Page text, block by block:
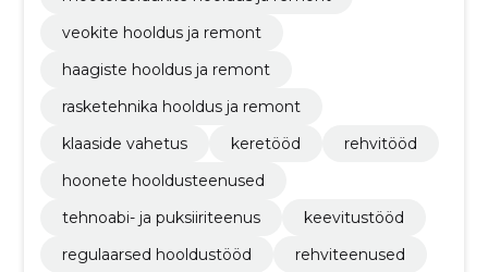
veokite hooldus ja remont
haagiste hooldus ja remont
rasketehnika hooldus ja remont
klaaside vahetus
keretööd
rehvitööd
hoonete hooldusteenused
tehnoabi- ja puksiiriteenus
keevitustööd
regulaarsed hooldustööd
rehviteenused